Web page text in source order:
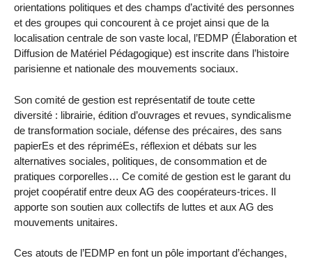
orientations politiques et des champs d’activité des personnes
et des groupes qui concourent à ce projet ainsi que de la
localisation centrale de son vaste local, l’EDMP (Élaboration et
Diffusion de Matériel Pédagogique) est inscrite dans l’histoire
parisienne et nationale des mouvements sociaux.
Son comité de gestion est représentatif de toute cette
diversité : librairie, édition d’ouvrages et revues, syndicalisme
de transformation sociale, défense des précaires, des sans
papierEs et des répriméEs, réflexion et débats sur les
alternatives sociales, politiques, de consommation et de
pratiques corporelles… Ce comité de gestion est le garant du
projet coopératif entre deux AG des coopérateurs-trices. Il
apporte son soutien aux collectifs de luttes et aux AG des
mouvements unitaires.
Ces atouts de l’EDMP en font un pôle important d’échanges,